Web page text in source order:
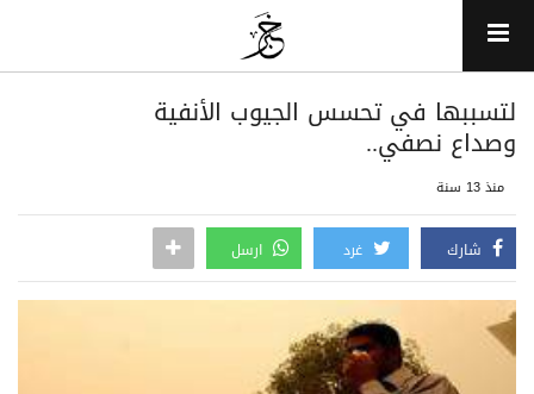
لتسببها في تحسس الجيوب الأنفية
وصداع نصفي..
منذ 13 سنة
شارك غرد ارسل